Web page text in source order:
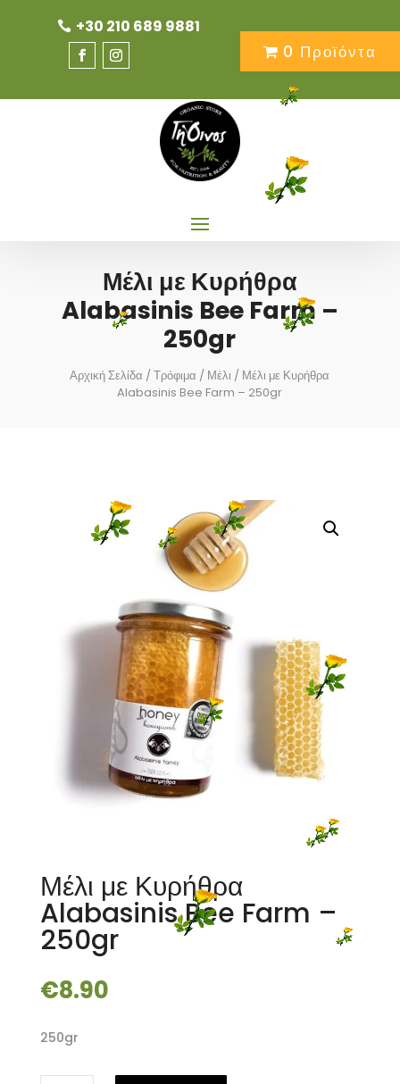
+30 210 689 9881
0 Προϊόντα
Μέλι με Κυρήθρα
Alabasinis Bee Farm –
250gr
Αρχική Σελίδα /Τρόφιμα / Μέλι / Μέλι με Κυρήθρα
Alabasinis Bee Farm – 250gr
Μέλι με Κυρήθρα
Alabasinis Bee Farm –
250gr
€8.90
250gr